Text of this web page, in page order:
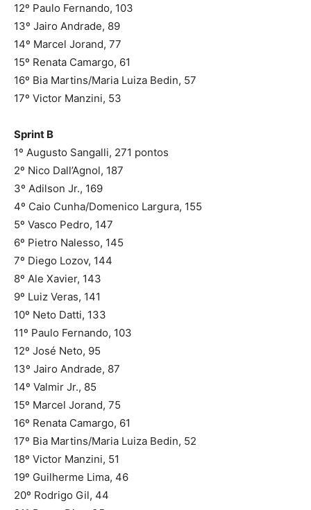
12º Paulo Fernando, 103
13º Jairo Andrade, 89
14º Marcel Jorand, 77
15º Renata Camargo, 61
16º Bia Martins/Maria Luiza Bedin, 57
17º Victor Manzini, 53
Sprint B
1º Augusto Sangalli, 271 pontos
2º Nico Dall’Agnol, 187
3º Adilson Jr., 169
4º Caio Cunha/Domenico Largura, 155
5º Vasco Pedro, 147
6º Pietro Nalesso, 145
7º Diego Lozov, 144
8º Ale Xavier, 143
9º Luiz Veras, 141
10º Neto Datti, 133
11º Paulo Fernando, 103
12º José Neto, 95
13º Jairo Andrade, 87
14º Valmir Jr., 85
15º Marcel Jorand, 75
16º Renata Camargo, 61
17º Bia Martins/Maria Luiza Bedin, 52
18º Victor Manzini, 51
19º Guilherme Lima, 46
20º Rodrigo Gil, 44